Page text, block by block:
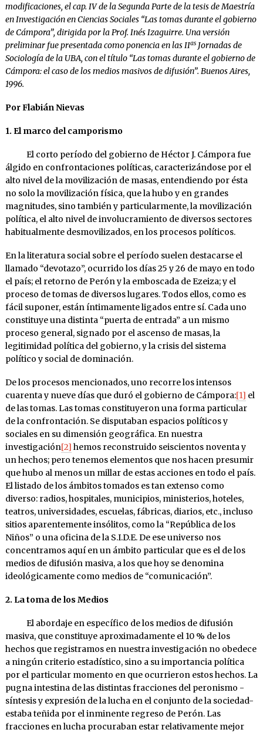
modificaciones, el cap. IV de la Segunda Parte de la tesis de Maestría
en Investigación en Ciencias Sociales “Las tomas durante el gobierno
de Cámpora”, dirigida por la Prof. Inés Izaguirre. Una versión
preliminar fue presentada como ponencia en las IIasJornadas de
Sociología de la UBA, con el título “Las tomas durante el gobierno de
Cámpora: el caso de los medios masivos de difusión”. Buenos Aires,
1996.
Por Flabián Nievas
1. El marco del camporismo
El corto período del gobierno de Héctor J. Cámpora fue
álgido en confrontaciones políticas, caracterizándose por el
alto nivel de la movilización de masas, entendiendo por ésta
no solo la movilización física, que la hubo y en grandes
magnitudes, sino también y particularmente, la movilización
política, el alto nivel de involucramiento de diversos sectores
habitualmente desmovilizados, en los procesos políticos.
En la literatura social sobre el período suelen destacarse el
llamado “devotazo”, ocurrido los días 25 y 26 de mayo en todo
el país; el retorno de Perón y la emboscada de Ezeiza; y el
proceso de tomas de diversos lugares. Todos ellos, como es
fácil suponer, están íntimamente ligados entre sí. Cada uno
constituye una distinta “puerta de entrada” a un mismo
proceso general, signado por el ascenso de masas, la
legitimidad política del gobierno, y la crisis del sistema
político y social de dominación.
De los procesos mencionados, uno recorre los intensos
cuarenta y nueve días que duró el gobierno de Cámpora:[1] el
de las tomas. Las tomas constituyeron una forma particular
de la confrontación. Se disputaban espacios políticos y
sociales en su dimensión geográfica. En nuestra
investigación[2] hemos reconstruido seiscientos noventa y
un hechos; pero tenemos elementos que nos hacen presumir
que hubo al menos un millar de estas acciones en todo el país.
El listado de los ámbitos tomados es tan extenso como
diverso: radios, hospitales, municipios, ministerios, hoteles,
teatros, universidades, escuelas, fábricas, diarios, etc., incluso
sitios aparentemente insólitos, como la “República de los
Niños” o una oficina de la S.I.D.E. De ese universo nos
concentramos aquí en un ámbito particular que es el de los
medios de difusión masiva, a los que hoy se denomina
ideológicamente como medios de “comunicación”.
2. La toma de los Medios
El abordaje en específico de los medios de difusión
masiva, que constituye aproximadamente el 10 % de los
hechos que registramos en nuestra investigación no obedece
a ningún criterio estadístico, sino a su importancia política
por el particular momento en que ocurrieron estos hechos. La
pugna intestina de las distintas fracciones del peronismo -
síntesis y expresión de la lucha en el conjunto de la sociedad-
estaba teñida por el inminente regreso de Perón. Las
fracciones en lucha procuraban estar relativamente mejor